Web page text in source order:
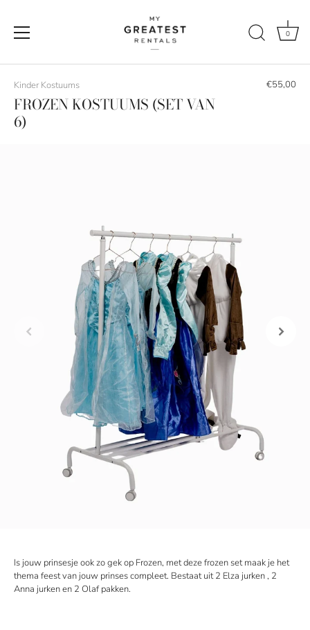
content
0
Kinder Kostuums €55,00
FROZEN KOSTUUMS (SET VAN
6)
Is jouw prinsesje ook zo gek op Frozen, met deze frozen set maak je het
thema feest van jouw prinses compleet. Bestaat uit 2 Elza jurken , 2
Anna jurken en 2 Olaf pakken.